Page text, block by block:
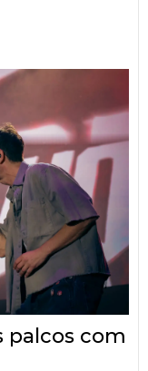
palcos com